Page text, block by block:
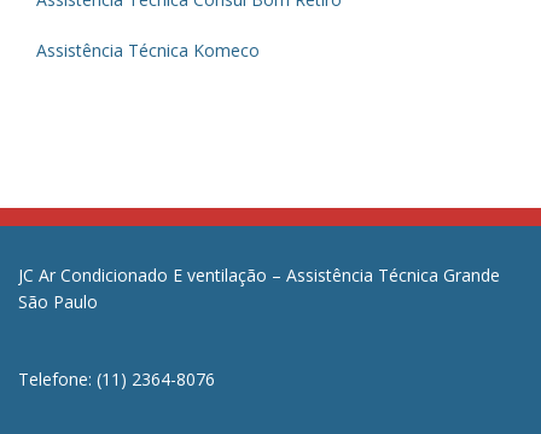
Assistência Técnica Komeco
JC Ar Condicionado E ventilação – Assistência Técnica Grande
São Paulo
Telefone: (11) 2364-8076